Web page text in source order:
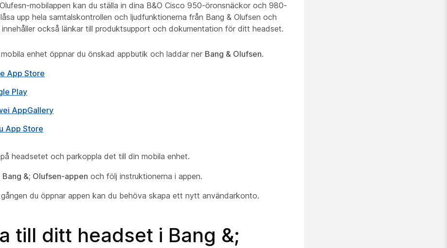
mobilappen kan du ställa in dina B&O Cisco 950-öronsnäckor och 980-
upp hela samtalskontrollen och ljudfunktionerna från Bang & Olufsen och
innehåller också länkar till produktsupport och dokumentation för ditt headset.
enhet öppnar du önskad appbutik och laddar ner Bang & Olufsen.
App Store
Play
AppGallery
App Store
headsetet och parkoppla det till din mobila enhet.
Bang &; Olufsen-appen och följ instruktionerna i appen.
du öppnar appen kan du behöva skapa ett nytt användarkonto.
till ditt headset i Bang &;